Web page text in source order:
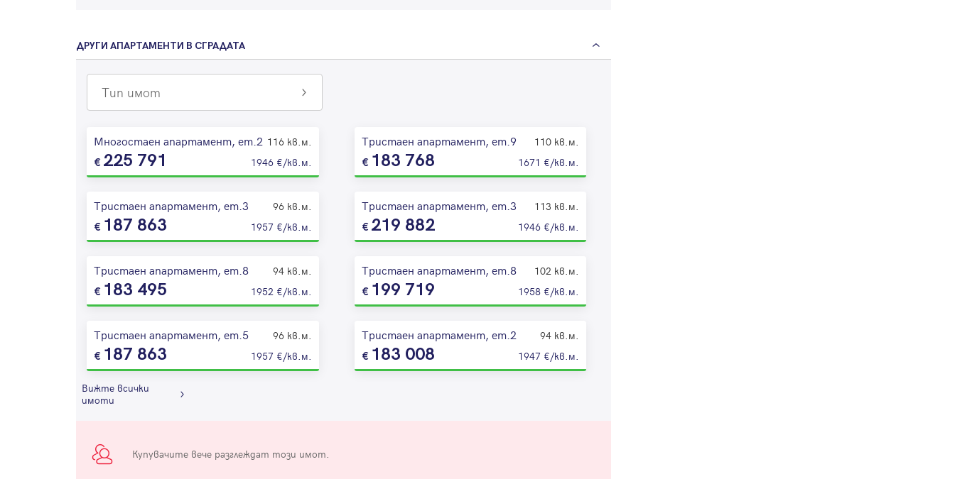
ДРУГИ АПАРТАМЕНТИ В СГРАДАТА
Тип имот
Многостаен апартамент, ет.2 116 кв.м.
225 791 1946 €/кв.м.
Тристаен апартамент, ет.9 110 кв.м.
183 768 1671 €/кв.м.
Тристаен апартамент, ет.3 96 кв.м.
187 863 1957 €/кв.м.
Тристаен апартамент, ет.3 113 кв.м.
219 882 1946 €/кв.м.
Тристаен апартамент, ет.8 94 кв.м.
183 495 1952 €/кв.м.
Тристаен апартамент, ет.8 102 кв.м.
199 719 1958 €/кв.м.
Тристаен апартамент, ет.5 96 кв.м.
187 863 1957 €/кв.м.
Тристаен апартамент, ет.2 94 кв.м.
183 008 1947 €/кв.м.
Вижте всички
имоти
Купувачите вече разглеждат този имот.